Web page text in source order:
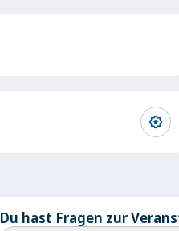
award_star
Du hast Fragen zur